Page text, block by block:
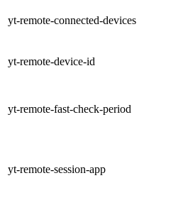
yt-remote-connected-devices
yt-remote-device-id
yt-remote-fast-check-period
yt-remote-session-app